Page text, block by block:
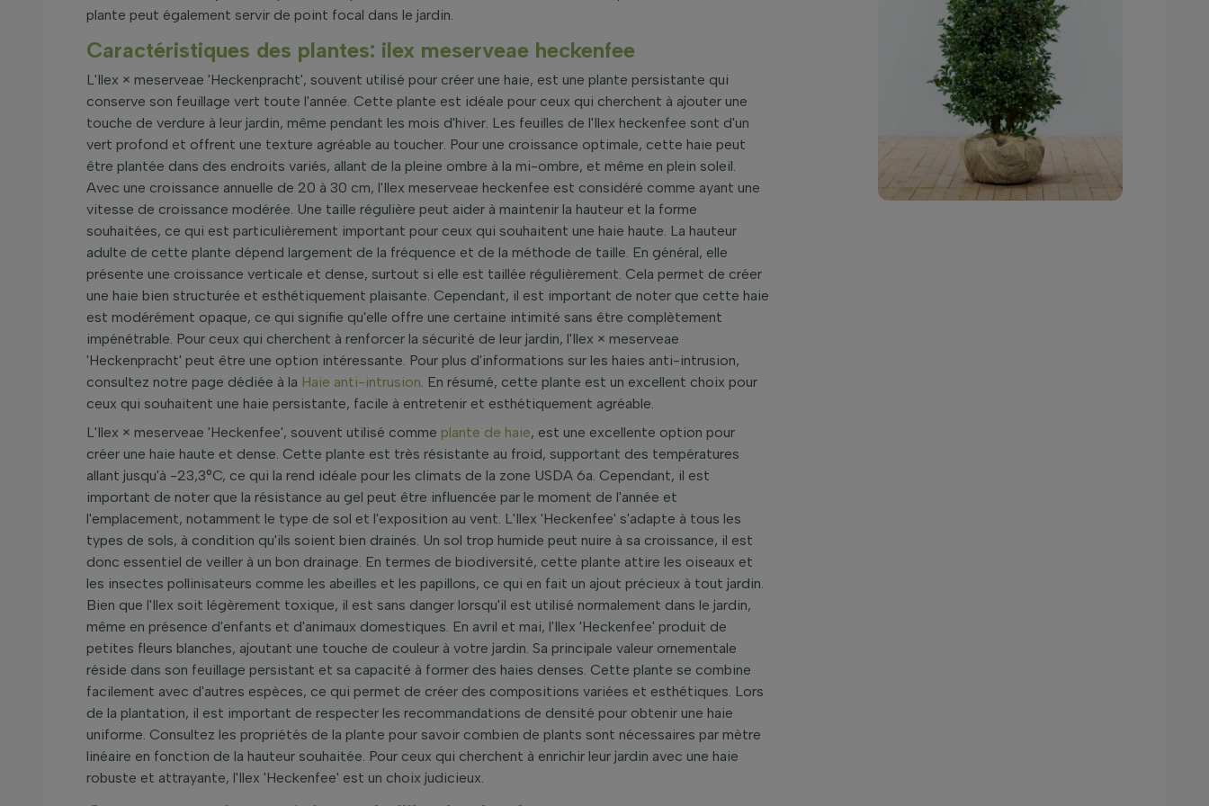
plante peut également servir de point focal dans le jardin.
Caractéristiques des plantes: ilex meserveae heckenfee
L'Ilex × meserveae 'Heckenpracht', souvent utilisé pour créer une haie, est une plante persistante qui
conserve son feuillage vert toute l'année. Cette plante est idéale pour ceux qui cherchent à ajouter une
touche de verdure à leur jardin, même pendant les mois d'hiver. Les feuilles de l'Ilex heckenfee sont d'un
vert profond et offrent une texture agréable au toucher. Pour une croissance optimale, cette haie peut
être plantée dans des endroits variés, allant de la pleine ombre à la mi-ombre, et même en plein soleil.
Avec une croissance annuelle de 20 à 30 cm, l'Ilex meserveae heckenfee est considéré comme ayant une
vitesse de croissance modérée. Une taille régulière peut aider à maintenir la hauteur et la forme
souhaitées, ce qui est particulièrement important pour ceux qui souhaitent une haie haute. La hauteur
adulte de cette plante dépend largement de la fréquence et de la méthode de taille. En général, elle
présente une croissance verticale et dense, surtout si elle est taillée régulièrement. Cela permet de créer
une haie bien structurée et esthétiquement plaisante. Cependant, il est important de noter que cette haie
est modérément opaque, ce qui signifie qu'elle offre une certaine intimité sans être complètement
impénétrable. Pour ceux qui cherchent à renforcer la sécurité de leur jardin, l'Ilex × meserveae
'Heckenpracht' peut être une option intéressante. Pour plus d'informations sur les haies anti-intrusion,
consultez notre page dédiée à la Haie anti-intrusion . En résumé, cette plante est un excellent choix pour
ceux qui souhaitent une haie persistante, facile à entretenir et esthétiquement agréable.
L'Ilex × meserveae 'Heckenfee', souvent utilisé comme plante de haie, est une excellente option pour
créer une haie haute et dense. Cette plante est très résistante au froid, supportant des températures
allant jusqu'à -23,3°C, ce qui la rend idéale pour les climats de la zone USDA 6a. Cependant, il est
important de noter que la résistance au gel peut être influencée par le moment de l'année et
l'emplacement, notamment le type de sol et l'exposition au vent. L'Ilex 'Heckenfee' s'adapte à tous les
types de sols, à condition qu'ils soient bien drainés. Un sol trop humide peut nuire à sa croissance, il est
donc essentiel de veiller à un bon drainage. En termes de biodiversité, cette plante attire les oiseaux et
les insectes pollinisateurs comme les abeilles et les papillons, ce qui en fait un ajout précieux à tout jardin.
Bien que l'Ilex soit légèrement toxique, il est sans danger lorsqu'il est utilisé normalement dans le jardin,
même en présence d'enfants et d'animaux domestiques. En avril et mai, l'Ilex 'Heckenfee' produit de
petites fleurs blanches, ajoutant une touche de couleur à votre jardin. Sa principale valeur ornementale
réside dans son feuillage persistant et sa capacité à former des haies denses. Cette plante se combine
facilement avec d'autres espèces, ce qui permet de créer des compositions variées et esthétiques. Lors
de la plantation, il est important de respecter les recommandations de densité pour obtenir une haie
uniforme. Consultez les propriétés de la plante pour savoir combien de plants sont nécessaires par mètre
linéaire en fonction de la hauteur souhaitée. Pour ceux qui cherchent à enrichir leur jardin avec une haie
robuste et attrayante, l'Ilex 'Heckenfee' est un choix judicieux.